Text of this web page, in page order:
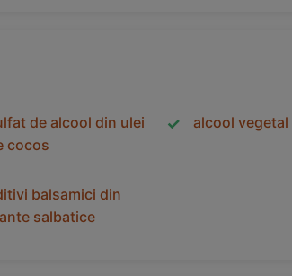
de alcool din ulei
cocos
alcool
balsamici din
salbatice